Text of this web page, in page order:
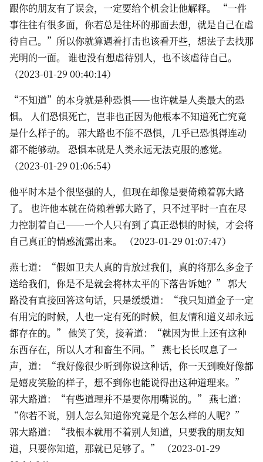
跟你的朋友有了误会，一定要给个机会让他解释。 “一件
事往往有很多面，你若总是往坏的那面去想，就是自己在虐
待自己。”所以你就算遇着打击也该看开些，想法子去找那
光明的一面。 谁也没有想虐待别人，也不该虐待自己。
（2023-01-29 00:40:14）
“不知道”的本身就是种恐惧——也许就是人类最大的恐
惧。 人们恐惧死亡，岂非也正因为他根本不知道死亡究竟
是什么样子的。 郭大路也不能不恐惧，几乎已恐惧得连动
都不能够动。 恐惧本就是人类永远无法克服的感觉。
（2023-01-29 01:06:54）
他平时本是个很坚强的人，但现在却像是要倚赖着郭大路
了。 也许他本就在倚赖着郭大路了，只不过平时一直在尽
力控制着自己——一个人只有到了真正恐惧的时候，才会将
自己真正的情感流露出来。 （2023-01-29 01:07:47）
燕七道：“假如卫夫人真的肯放过我们，真的将那么多金子
送给我们，你是不是就会将林太平的下落告诉她？” 郭大
路没有直接回答这句话，只是缓缓道：“我只知道金子一定
有用完的时候，人也一定有死的时候，但友情和道义却永远
都存在的。” 他笑了笑，接着道：“就因为世上还有这种
东西存在，所以人才和畜生不同。” 燕七长长叹息了一
声，道：“我好像很少听到你说这种话，你一天到晚好像都
是嬉皮笑脸的样子，想不到你也能说得出这种道理来。”
郭大路道：“有些道理并不是要你用嘴说的。” 燕七道：
“你若不说，别人怎么知道你究竟是个怎么样的人呢？”
郭大路道：“我根本就用不着别人知道，只要我的朋友知
道，只要你知道，那就已足够了。” （2023-01-29